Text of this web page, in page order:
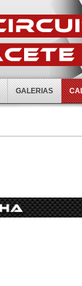
GALERIAS